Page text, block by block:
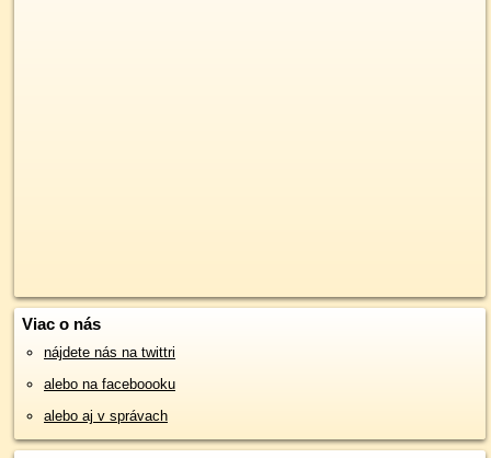
Viac o nás
nájdete nás na twittri
alebo na faceboooku
alebo aj v správach